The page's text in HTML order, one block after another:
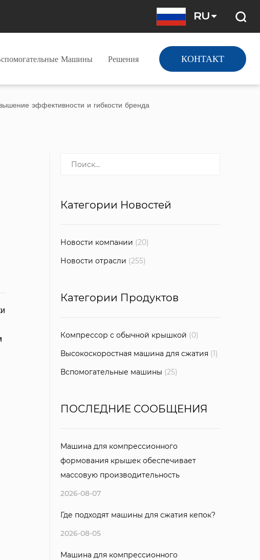
RU
Машины Решения КОНТАКТ
эффективности и гибкости бренда
Категории Новостей
Новости компании (20)
Новости отрасли (255)
Категории Продуктов
Компрессор с обычной крышкой (0)
Высокоскоростная машина для сжатия (1)
Вспомогательные машины (25)
ПОСЛЕДНИЕ СООБЩЕНИЯ
Машина для компрессионного
формования крышек обеспечивает
массовую производительность
2026-08-07
Где подходят машины для сжатия кепок?
2026-08-05
Машина для компрессионного